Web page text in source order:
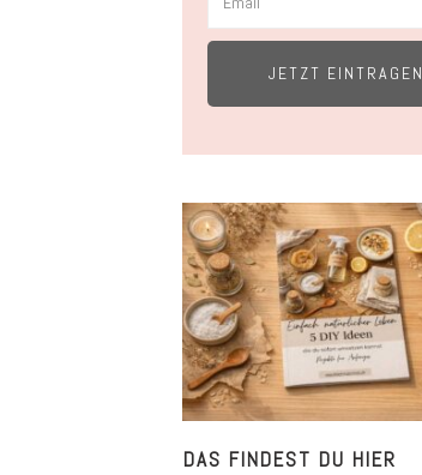
JETZT EINTRAGEN
DAS FINDEST DU HIER